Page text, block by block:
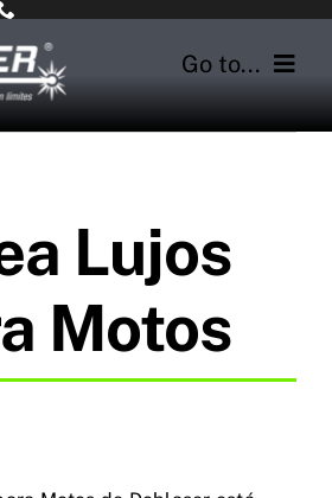
Go to...
Lujos
Motos